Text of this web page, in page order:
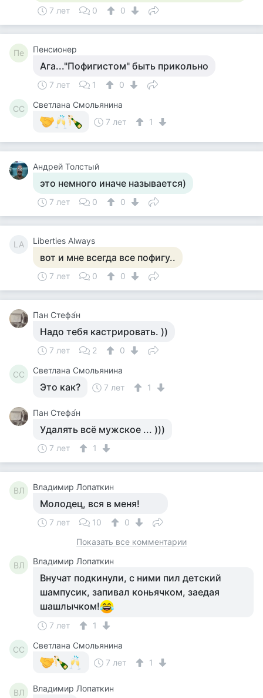
7 лет 0 0
Пе Пенсионер
Ага..."Пофигистом" быть прикольно
7 лет 1 0
СС
Светлана Смольянина
7 лет
1
Андрей Толстый
это немного иначе называется)
7 лет 0 0
LA Liberties Always
вот и мне всегда все пофигу..
7 лет 0 0
Пан Стефа́н
Надо тебя кастрировать. ))
7 лет 2 0
СС Светлана Смольянина
Это как? 7 лет 1
Пан Стефа́н
Удалять всё мужское ... )))
7 лет 1
ВЛ Владимир Лопаткин
Молодец, вся в меня!
7 лет 10
0
Показать все комментарии
ВЛ Владимир Лопаткин
Внучат подкинули, с ними пил детский
шампусик, запивал коньячком, заедая
шашлычком!
7 лет 1
СС
Светлана Смольянина
7 лет
1
ВЛ
Владимир Лопаткин